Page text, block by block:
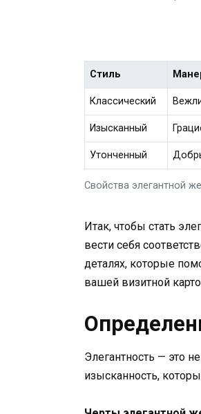
Свойства элегантной
Стиль
Классический
Изысканный
Утонченный
Итак, чтобы стать
вести себя
деталях, которые
вашей визитной
Элегантность — это
изысканность,